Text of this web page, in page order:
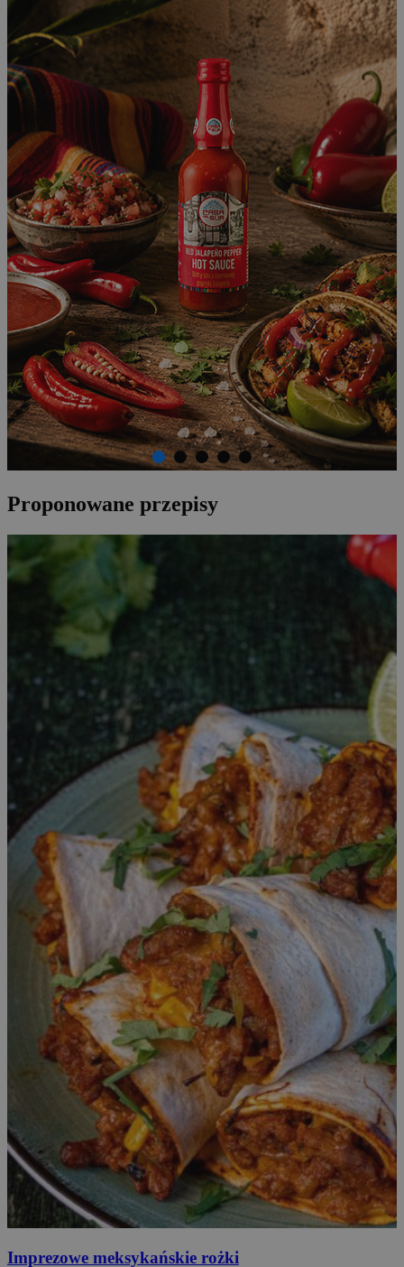
Proponowane przepisy
Imprezowe meksykańskie rożki